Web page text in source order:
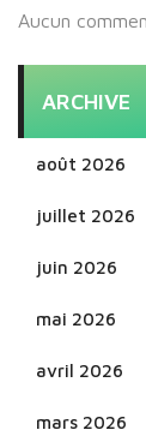
Aucun
ARCHIVE
août 2026
juillet 2026
juin 2026
mai 2026
avril 2026
mars 2026